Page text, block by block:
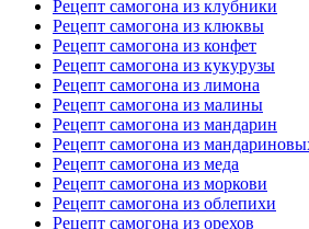
Рецепт самогона из клубники
Рецепт самогона из клюквы
Рецепт самогона из конфет
Рецепт самогона из кукурузы
Рецепт самогона из лимона
Рецепт самогона из малины
Рецепт самогона из мандарин
Рецепт самогона из
Рецепт самогона из меда
Рецепт самогона из моркови
Рецепт самогона из облепихи
Рецепт самогона из орехов